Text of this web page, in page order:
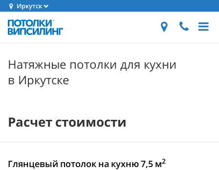
Иркутск
Натяжные потолки для кухни
в Иркутске
Расчет стоимости
Глянцевый потолок на кухню 7,5 м2